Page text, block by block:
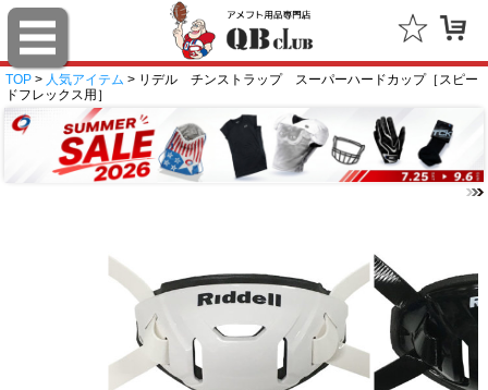
TOP > 人気アイテム > リデル チンストラップ スーパーハードカップ［スピー
ドフレックス用］